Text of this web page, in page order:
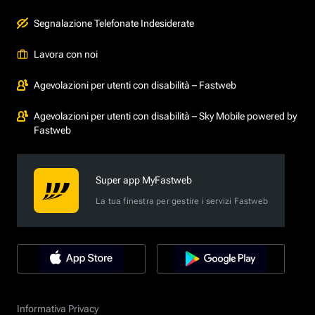
Segnalazione Telefonate Indesiderate
Lavora con noi
Agevolazioni per utenti con disabilità – Fastweb
Agevolazioni per utenti con disabilità – Sky Mobile powered by
Fastweb
Super app MyFastweb
La tua finestra per gestire i servizi Fastweb
Informativa Privacy